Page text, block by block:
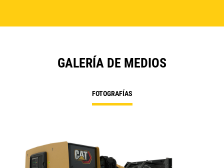
GALERÍA DE MEDIOS
FOTOGRAFÍAS